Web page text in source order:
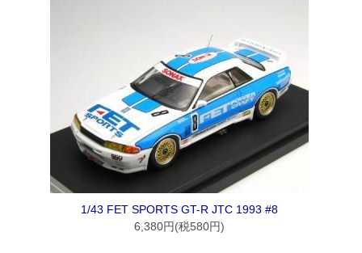
1/43 FET SPORTS GT-R JTC 1993 #8
6,380円(税580円)